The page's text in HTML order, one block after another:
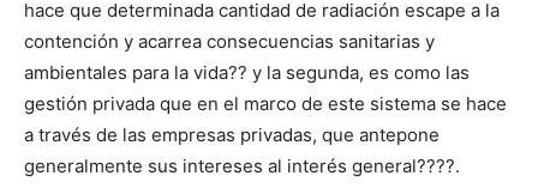
hace que determinada cantidad de radiación escape a la
contención y acarrea consecuencias sanitarias y
ambientales para la vida?? y la segunda, es como las
gestión privada que en el marco de este sistema se hace
a través de las empresas privadas, que antepone
generalmente sus intereses al interés general????.